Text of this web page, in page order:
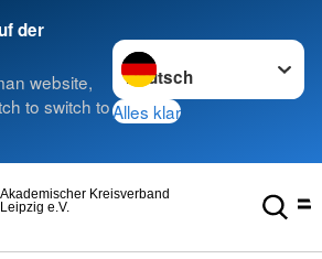
der
website,
to switch to
Sprache wechseln zu
Alles klar
Leipzig e.V.
Akademischer Kreisverband